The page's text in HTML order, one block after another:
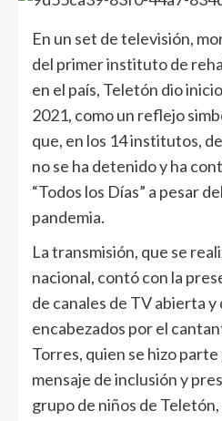
En un set de televisión,
del primer instituto de
en el país, Teletón dio
2021, como un reflejo
que, en los 14 institutos,
no se ha detenido y ha
“Todos los Días” a pesar
pandemia.
La transmisión, que se
nacional, contó con la
de canales de TV abierta
encabezados por el
Torres, quien se hizo
mensaje de inclusión y
grupo de niños de Teletón,